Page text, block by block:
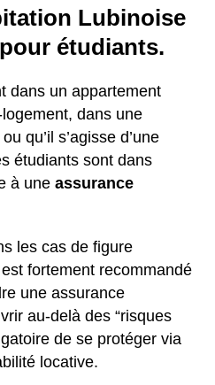
Lubinoise
étudiants.
dans un appartement
dans une
qu’il s’agisse d’une
étudiants sont dans
à une assurance
les cas de figure
fortement recommandé
une assurance
au-delà des “risques
de se protéger via
locative.